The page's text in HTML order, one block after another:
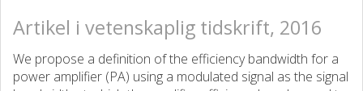
Artikel i vetenskaplig tidskrift, 2016
We propose a definition of the efficiency bandwidth for a
power amplifier (PA) using a modulated signal as the signal